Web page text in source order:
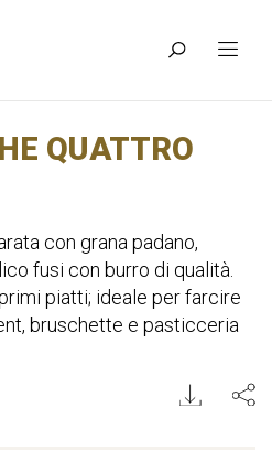
QUATTRO
con grana padano,
fusi con burro di qualità.
piatti; ideale per farcire
bruschette e pasticceria